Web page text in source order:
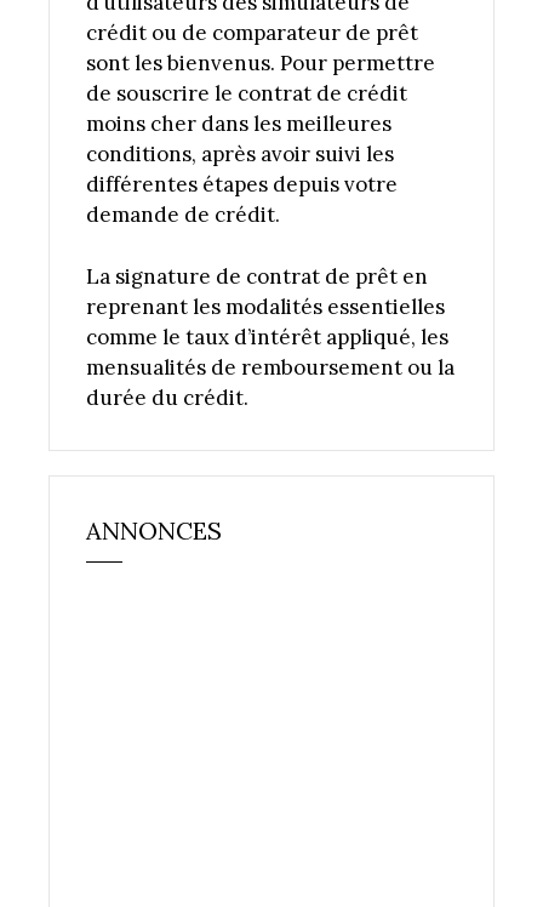
crédit ou de comparateur de prêt
sont les bienvenus. Pour permettre
de souscrire le contrat de crédit
moins cher dans les meilleures
conditions, après avoir suivi les
différentes étapes depuis votre
demande de crédit.
La signature de contrat de prêt en
reprenant les modalités essentielles
comme le taux d’intérêt appliqué, les
mensualités de remboursement ou la
durée du crédit.
ANNONCES